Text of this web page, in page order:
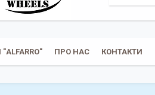
ПРО НАС КОНТАКТИ